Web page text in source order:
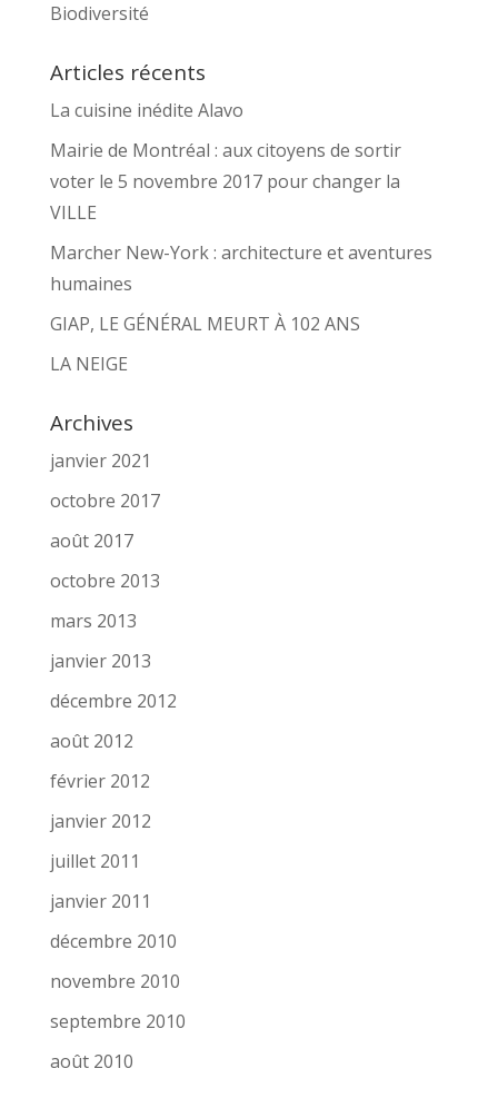
Biodiversité
Articles récents
La cuisine inédite Alavo
Mairie de Montréal : aux citoyens de sortir
voter le 5 novembre 2017 pour changer la
VILLE
Marcher New-York : architecture et aventures
humaines
GIAP, LE GÉNÉRAL MEURT À 102 ANS
LA NEIGE
Archives
janvier 2021
octobre 2017
août 2017
octobre 2013
mars 2013
janvier 2013
décembre 2012
août 2012
février 2012
janvier 2012
juillet 2011
janvier 2011
décembre 2010
novembre 2010
septembre 2010
août 2010